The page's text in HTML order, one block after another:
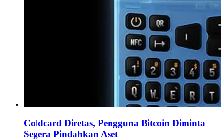
Coldcard Diretas, Pengguna Bitcoin Diminta
Segera Pindahkan Aset